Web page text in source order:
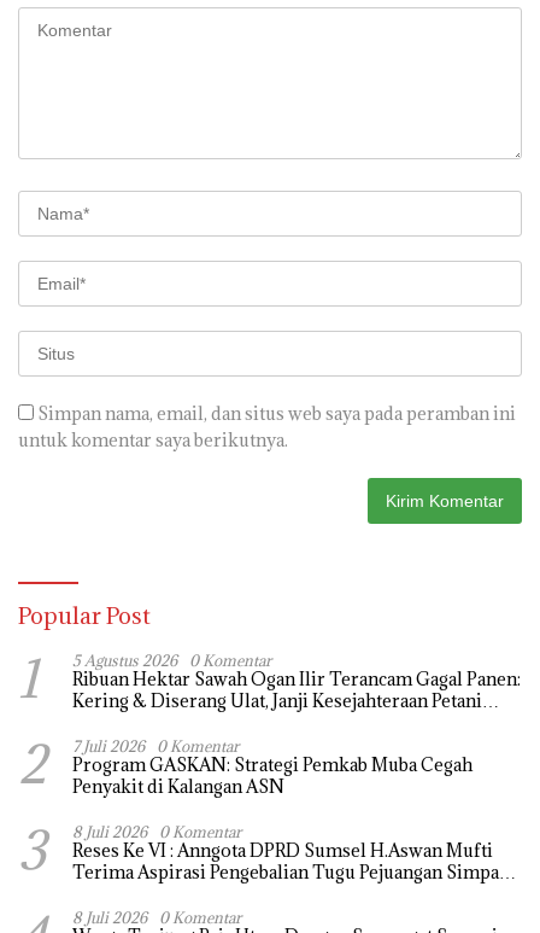
Simpan nama, email, dan situs web saya pada peramban ini
untuk komentar saya berikutnya.
Popular Post
1 5 Agustus 2026 0 Komentar
Ribuan Hektar Sawah Ogan Ilir Terancam Gagal Panen:
Kering & Diserang Ulat, Janji Kesejahteraan Petani
2 7 Juli 2026 0 Komentar
Program GASKAN: Strategi Pemkab Muba Cegah
Penyakit di Kalangan ASN
3 8 Juli 2026 0 Komentar
Reses Ke VI : Anngota DPRD Sumsel H.Aswan Mufti
Terima Aspirasi Pengebalian Tugu Pejuangan Simpang
8 Juli 2026 0 Komentar